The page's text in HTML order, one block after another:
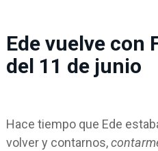
Ede vuelve con
del 11 de junio
Hace tiempo que Ede
volver y contarnos,